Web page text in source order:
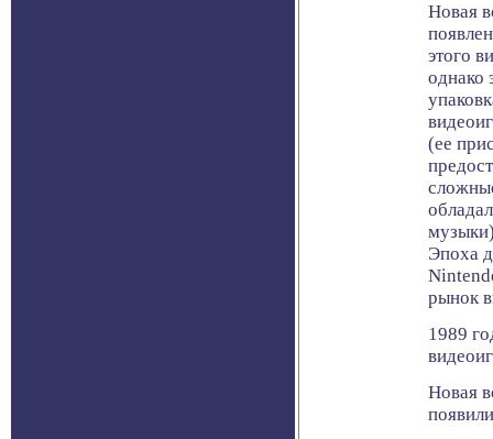
Новая
этого
однако
(ее
Эпоха
рынок
1989
Новая